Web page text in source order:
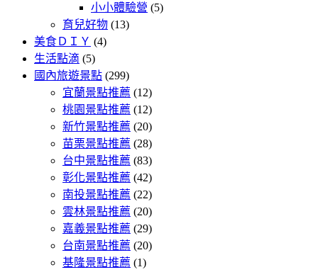
小小體驗營 (5)
育兒好物 (13)
美食ＤＩＹ (4)
生活點滴 (5)
國內旅遊景點 (299)
宜蘭景點推薦 (12)
桃園景點推薦 (12)
新竹景點推薦 (20)
苗栗景點推薦 (28)
台中景點推薦 (83)
彰化景點推薦 (42)
南投景點推薦 (22)
雲林景點推薦 (20)
嘉義景點推薦 (29)
台南景點推薦 (20)
基隆景點推薦 (1)